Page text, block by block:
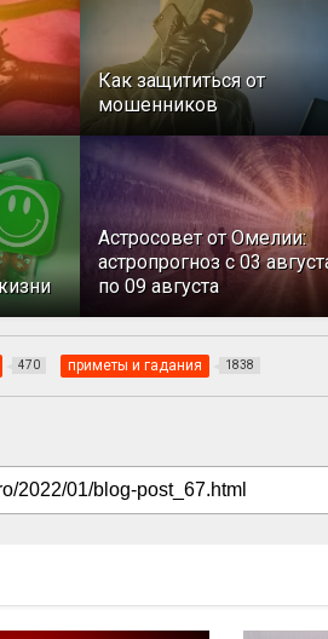
Как защититься от
мошенников
Астросовет от Омелии:
астропрогноз с 03
по 09 августа
470 приметы и гадания 1838